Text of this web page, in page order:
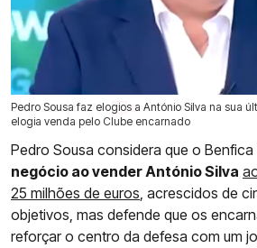
Pedro Sousa faz elogios a António Silva na sua
elogia venda pelo Clube encarnado
31 Jul 2026 | 17:27 | 0
Pedro Sousa considera que o Benfica
negócio ao vender António Silva
25 milhões de euros, acrescidos de
objetivos, mas defende que os
reforçar o centro da defesa com um